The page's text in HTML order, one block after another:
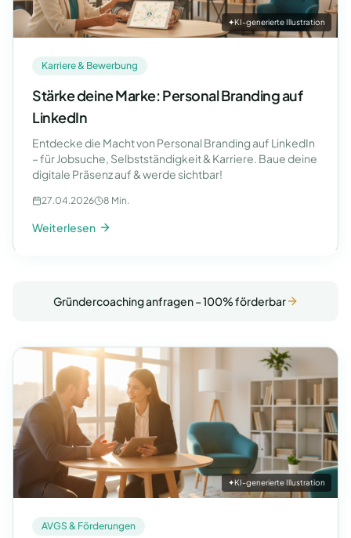
✦KI-generierte Illustration
Karriere & Bewerbung
Stärke deine Marke: Personal Branding auf
LinkedIn
Entdecke die Macht von Personal Branding auf LinkedIn
– für Jobsuche, Selbstständigkeit & Karriere. Baue deine
digitale Präsenz auf & werde sichtbar!
27.04.2026 8 Min.
Weiterlesen
Gründercoaching anfragen – 100% förderbar
✦KI-generierte Illustration
AVGS & Förderungen